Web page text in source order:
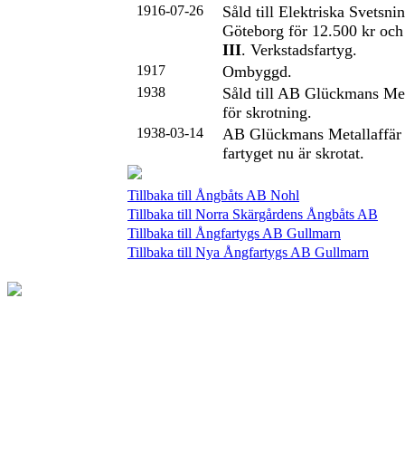
1916-07-26
Såld till Elektriska
Göteborg för 12.500 kr
III. Verkstadsfartyg.
1917 Ombyggd.
1938
Såld till AB Glückmans
för skrotning.
1938-03-14
AB Glückmans Metallaffär
fartyget nu är skrotat.
Tillbaka till Ångbåts AB Nohl
Tillbaka till Norra Skärgårdens Ångbåts AB
Tillbaka till Ångfartygs AB Gullmarn
Tillbaka till Nya Ångfartygs AB Gullmarn